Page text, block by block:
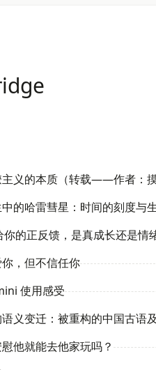
中的哈雷彗星：时间的刻度与
你的正反馈，是真成长还是情
，但不信任你
使用感受
义变迁：被重构的中国古语
他就能去他家玩吗？